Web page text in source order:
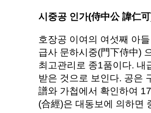
시중공 인가(侍中公 諱仁
호장공 이여의 여섯째 아
급사 문하시중(門下侍中)
최고관리로 종1품이다. 내
받은 것으로 보인다. 공은
譜와 가첩에서 확인하여
(合經)은 대동보에 의하면